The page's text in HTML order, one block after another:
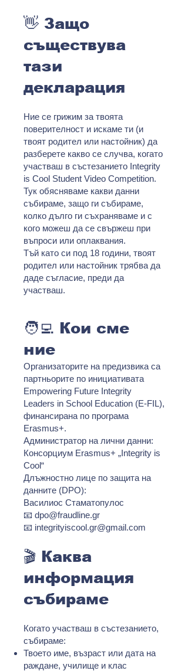
👋 Защо
съществува
тази
декларация
Ние се грижим за твоята
поверителност и искаме ти (и
твоят родител или настойник) да
разберете какво се случва, когато
участваш в състезанието Integrity
is Cool Student Video Competition.
Тук обясняваме какви данни
събираме, защо ги събираме,
колко дълго ги съхраняваме и с
кого можеш да се свържеш при
въпроси или оплаквания.
Тъй като си под 18 години, твоят
родител или настойник трябва да
даде съгласие, преди да
участваш.
🧑‍💻 Кои сме
ние
Организаторите на предизвика са
партньорите по инициативата
Empowering Future Integrity
Leaders in School Education (E-FIL),
финансирана по програма
Erasmus+.
Администратор на лични данни:
Консорциум Erasmus+ „Integrity is
Cool“
Длъжностно лице по защита на
данните (DPO):
Василиос Стаматопулос
📧 dpo@fraudline.gr
📧 integrityiscool.gr@gmail.com
🎬 Каква
информация
събираме
Когато участваш в състезанието,
събираме:
Твоето име, възраст или дата на
раждане, училище и клас